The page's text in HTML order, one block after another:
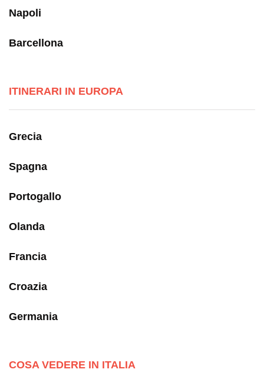
Napoli
Barcellona
ITINERARI IN EUROPA
Grecia
Spagna
Portogallo
Olanda
Francia
Croazia
Germania
COSA VEDERE IN ITALIA